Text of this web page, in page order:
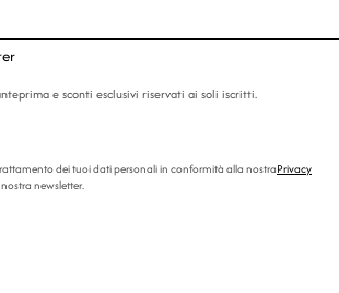
e sconti esclusivi riservati ai soli iscritti.
dei tuoi dati personali in conformità alla nostraPrivacy
newsletter.